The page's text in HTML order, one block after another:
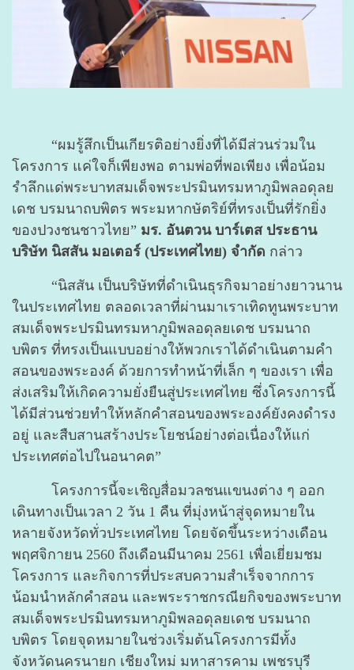
“ผมรู้สึกเป็นเกียรติอย่างยิ่งที่ได้มีส่วนร่วมใน
โครงการ แค่ใจก็เพียงพอ ตามพ่อที่พอเพียง เพื่อน้อม
รำลึกแด่พระบาทสมเด็จพระปรมินทรมหาภูมิพลอดุลย
เดช บรมนาถบพิตร พระมหากษัตริย์ที่ทรงเป็นที่รักยิ่ง
ของปวงชนชาวไทย” มร. อันตวน บาร์เตส ประธาน
บริษัท นิสสัน มอเตอร์ (ประเทศไทย) จำกัด กล่าว
“นิสสัน เป็นบริษัทที่ดำเนินธุรกิจมาอย่างยาวนาน
ในประเทศไทย ตลอดเวลาที่ผ่านมาเราเทิดทูนพระบาท
สมเด็จพระปรมินทรมหาภูมิพลอดุลยเดช บรมนาถ
บพิตร ที่ทรงเป็นแบบอย่างให้พวกเราได้ดำเนินตามคำ
สอนของพระองค์ ด้วยการทำหน้าที่เล็ก ๆ ของเรา เพื่อ
ส่งเสริมให้เกิดความยั่งยืนสู่ประเทศไทย ซึ่งโครงการนี้
ได้มีส่วนช่วยทำให้หลักคำสอนของพระองค์ยังคงดำรง
อยู่ และสืบสานสร้างประโยชน์อย่างต่อเนื่องให้แก่
ประเทศต่อไปในอนาคต”
โครงการนี้จะเชิญสื่อมวลชนแขนงต่าง ๆ ออก
เดินทางเป็นเวลา 2 วัน 1 คืน ที่มุ่งหน้าสู่จุดหมายใน
หลายจังหวัดทั่วประเทศไทย โดยจัดขึ้นระหว่างเดือน
พฤศจิกายน 2560 ถึงเดือนมีนาคม 2561 เพื่อเยี่ยมชม
โครงการ และกิจการที่ประสบความสำเร็จจากการ
น้อมนำหลักคำสอน และพระราชกรณียกิจของพระบาท
สมเด็จพระปรมินทรมหาภูมิพลอดุลยเดช บรมนาถ
บพิตร โดยจุดหมายในช่วงเริ่มต้นโครงการมีทั้ง
จังหวัดนครนายก เชียงใหม่ มหาสารคาม เพชรบุรี